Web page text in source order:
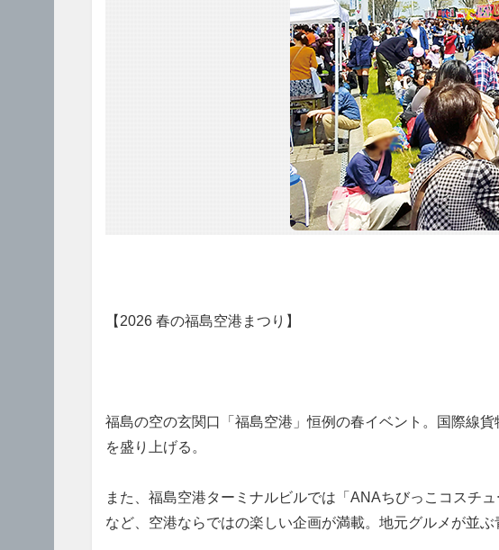
【2026 春の福島空港まつり】
福島の空の玄関口「福島空港」恒例の春イベント。国際線
を盛り上げる。
また、福島空港ターミナルビルでは「ANAちびっこコスチ
など、空港ならではの楽しい企画が満載。地元グルメが並